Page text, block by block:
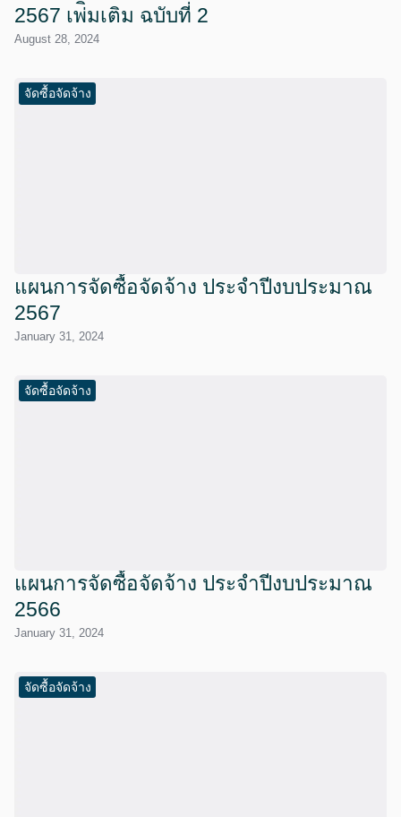
2567 เพ่ิมเติม ฉบับที่ 2
August 28, 2024
จัดซื้อจัดจ้าง
แผนการจัดซื้อจัดจ้าง ประจำปีงบประมาณ
2567
January 31, 2024
จัดซื้อจัดจ้าง
แผนการจัดซื้อจัดจ้าง ประจำปีงบประมาณ
2566
January 31, 2024
จัดซื้อจัดจ้าง